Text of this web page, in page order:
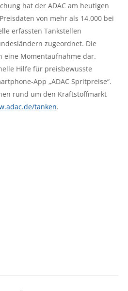
hat der ADAC am heutigen
von mehr als 14.000 bei
erfassten Tankstellen
zugeordnet. Die
eine Momentaufnahme dar.
Hilfe für preisbewusste
App „ADAC Spritpreise“.
rund um den Kraftstoffmarkt
tanken.